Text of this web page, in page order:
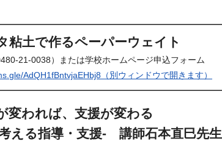
粘土で作るペーパーウェイト
21-0038）または学校ホームページ申込フォーム
AdQH1fBntvjaEHbj8（別ウィンドウで開きます）
変われば、支援が変わる
える指導・支援- 講師石本直巳先生